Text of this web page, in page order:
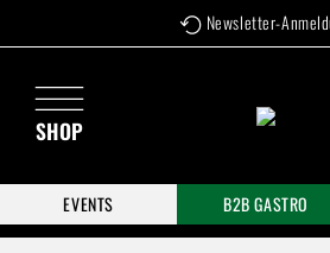
Zum Hauptinhalt springen Newsletter-
SHOP
EVENTS
B2B GASTRO